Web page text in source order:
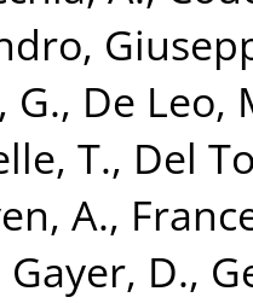
G., De Leo,
T., Del
A.,
Gayer, D.,